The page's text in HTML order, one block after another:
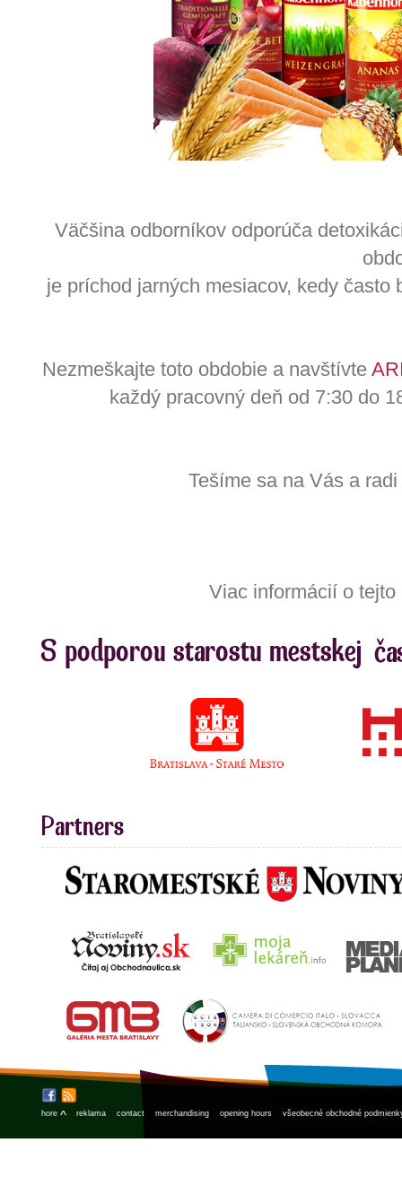
Väčšina odborníkov odporúča
je príchod jarných mesiacov, kedy
Nezmeškajte toto obdobie a navštívte
každý pracovný deň od 7:30 do
Tešíme sa na Vás a
Viac informácií o
hore ^ reklama contact merchandising opening hours všeobecné obchodné